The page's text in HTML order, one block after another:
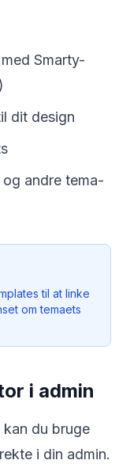
Smarty-
dit design
andre tema-
til at linke
om temaets
i admin
kan du bruge
i din admin.